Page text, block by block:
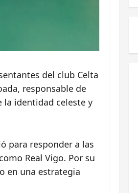
del club Celta
responsable de
identidad celeste y
para responder a las
Real Vigo. Por su
en una estrategia